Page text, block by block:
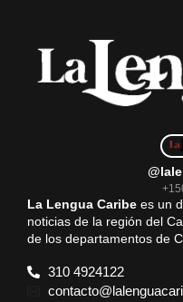
La Lengua Caribe es un
noticias de la región del
de los departamentos de
310 4924122